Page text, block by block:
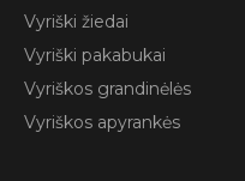
Vyriški žiedai
Vyriški pakabukai
Vyriškos grandinėlės
Vyriškos apyrankės